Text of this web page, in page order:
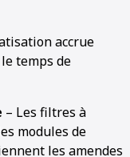
accrue
temps de
– Les filtres à
modules de
les amendes